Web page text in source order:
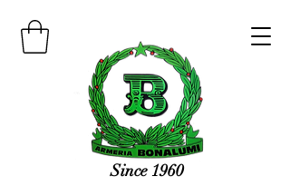
Since 1960